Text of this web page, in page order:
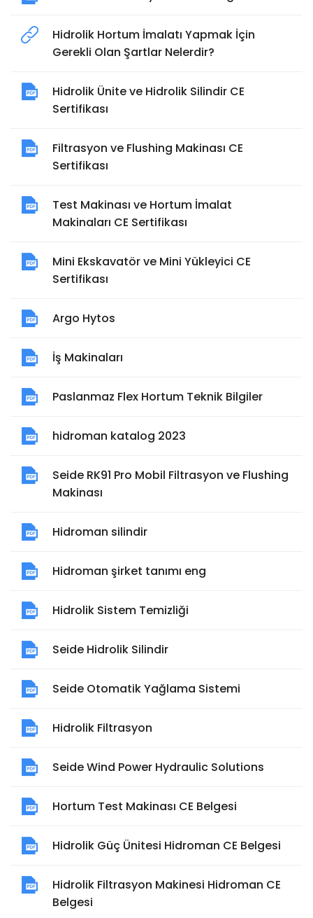
Hidrolik Hortum İmalatı Yapmak İçin
Gerekli Olan Şartlar Nelerdir?
Hidrolik Ünite ve Hidrolik Silindir CE
Sertifikası
Filtrasyon ve Flushing Makinası CE
Sertifikası
Test Makinası ve Hortum İmalat
Makinaları CE Sertifikası
Mini Ekskavatör ve Mini Yükleyici CE
Sertifikası
Argo Hytos
İş Makinaları
Paslanmaz Flex Hortum Teknik Bilgiler
hidroman katalog 2023
Seide RK91 Pro Mobil Filtrasyon ve Flushing
Makinası
Hidroman silindir
Hidroman şirket tanımı eng
Hidrolik Sistem Temizliği
Seide Hidrolik Silindir
Seide Otomatik Yağlama Sistemi
Hidrolik Filtrasyon
Seide Wind Power Hydraulic Solutions
Hortum Test Makinası CE Belgesi
Hidrolik Güç Ünitesi Hidroman CE Belgesi
Hidrolik Filtrasyon Makinesi Hidroman CE
Belgesi